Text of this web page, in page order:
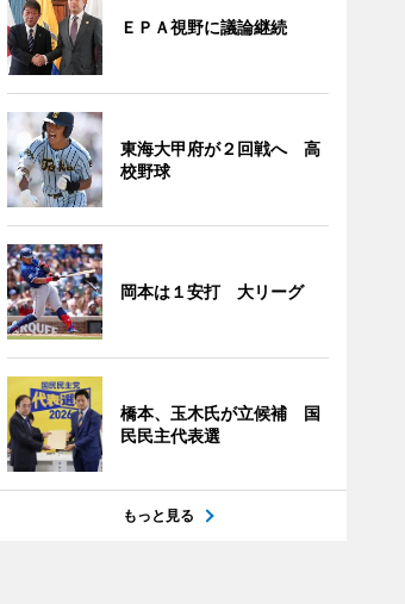
ＥＰＡ視野に議論継続
東海大甲府が２回戦へ 高
校野球
岡本は１安打 大リーグ
橋本、玉木氏が立候補 国
民民主代表選
もっと見る